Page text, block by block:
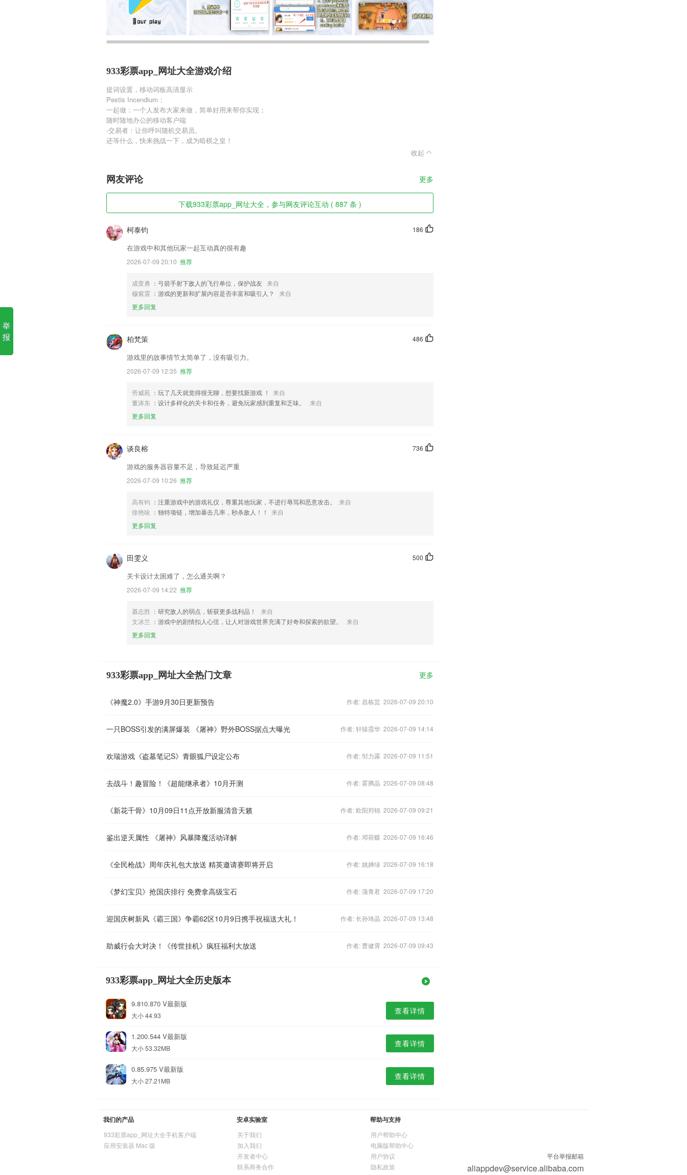
933彩票app_网址大全游戏介绍
提词设置，移动词板高清显示
Pestis Incendium：
一起做：一个人发布大家来做，简单好用来帮你实现；
随时随地办公的移动客户端
-交易者：让你呼叫随机交易员。
还等什么，快来挑战一下，成为暗棋之皇！
收起
网友评论 更多
下载933彩票app_网址大全，参与网友评论互动 ( 887 条 )
186
柯泰钧
在游戏中和其他玩家一起互动真的很有趣
2026-07-09 20:10 推荐
成萱勇 ：弓箭手射下敌人的飞行单位，保护战友 来自
穆紫震 ：游戏的更新和扩展内容是否丰富和吸引人？
来自
更多回复
486
柏梵策
游戏里的故事情节太简单了，没有吸引力。
2026-07-09 12:35 推荐
劳威苑 ：玩了几天就觉得很无聊，想要找新游戏 ！
来自
董涛东 ：设计多样化的关卡和任务，避免玩家感到重复和乏味。
来自
更多回复
736
谈良榕
游戏的服务器容量不足，导致延迟严重
2026-07-09 10:26 推荐
高有钧 ：注重游戏中的游戏礼仪，尊重其他玩家，不进行辱骂和恶意攻击。
来自
徐艳咏 ：独特项链，增加暴击几率，秒杀敌人！！
来自
更多回复
500
田雯义
关卡设计太困难了，怎么通关啊？
2026-07-09 14:22 推荐
聂志胜 ：研究敌人的弱点，斩获更多战利品！
来自
文冰兰 ：游戏中的剧情扣人心弦，让人对游戏世界充满了好奇和探索的欲望。
来自
更多回复
933彩票app_网址大全热门文章 更多
《神魔2.0》手游9月30日更新预告 作者: 昌栋芸 2026-07-09 20:10
一只BOSS引发的满屏爆装 《屠神》野外BOSS据点大曝光 作者: 轩辕霞华 2026-07-09 14:14
欢瑞游戏《盗墓笔记S》青眼狐尸设定公布 作者: 邹力露 2026-07-09 11:51
去战斗！趣冒险！《超能继承者》10月开测 作者: 霍腾晶 2026-07-09 08:48
《新花千骨》10月09日11点开放新服清音天籁 作者: 欧阳邦锦 2026-07-09 09:21
鉴出逆天属性 《屠神》风暴降魔活动详解 作者: 邓荷蝶 2026-07-09 16:46
《全民枪战》周年庆礼包大放送 精英邀请赛即将开启 作者: 姚婵绿 2026-07-09 16:18
《梦幻宝贝》抢国庆排行 免费拿高级宝石 作者: 蒲青君 2026-07-09 17:20
迎国庆树新风《霸三国》争霸62区10月9日携手祝福送大礼！ 作者: 长孙琦晶 2026-07-09 13:48
助威行会大对决！《传世挂机》疯狂福利大放送 作者: 曹健霄 2026-07-09 09:43
933彩票app_网址大全历史版本
9.810.870 V最新版
大小 44.93 查看详情
1.200.544 V最新版
大小 53.32MB 查看详情
0.85.975 V最新版
大小 27.21MB 查看详情
我们的产品
933彩票app_网址大全手机客户端
应用安装器 Mac 版
安卓实验室
关于我们
加入我们
开发者中心
联系商务合作
帮助与支持
用户帮助中心
电脑版帮助中心
用户协议
隐私政策
平台举报邮箱
aliappdev@service.alibaba.com
举
报